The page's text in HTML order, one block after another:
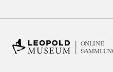
ONLINE